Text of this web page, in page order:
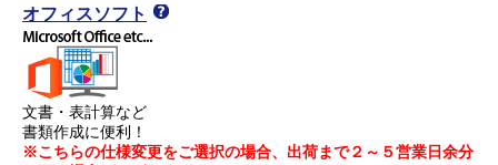
オフィスソフト
文書・表計算など
書類作成に便利！
※こちらの仕様変更をご選択の場合、出荷まで２～５営業日余分